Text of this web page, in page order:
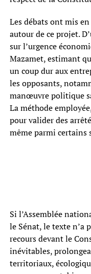
Les débats ont mis
autour de ce projet.
sur l’urgence
Mazamet, estimant
un coup dur aux
les opposants,
manœuvre politique
La méthode
pour valider des
même parmi certains
Si l’Assemblée
le Sénat, le texte n’a
recours devant le
inévitables,
territoriaux,